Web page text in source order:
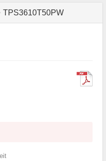
TPS3610T50PW